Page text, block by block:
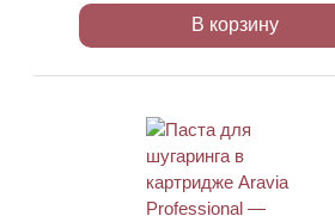
В корзину